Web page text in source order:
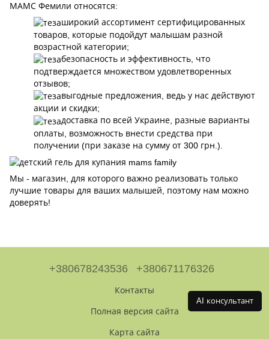
МАМС Фемили относятся:
широкий ассортимент сертифицированных
товаров, которые подойдут малышам разной
возрастной категории;
безопасность и эффективность, что
подтверждается множеством удовлетворенных
отзывов;
выгодные предложения, ведь у нас действуют
акции и скидки;
доставка по всей Украине, разные варианты
оплаты, возможность внести средства при
получении (при заказе на сумму от 300 грн.).
Мы - магазин, для которого важно реализовать только
лучшие товары для ваших малышей, поэтому нам можно
доверять!
+380678243536 +380671176326
Контакты
Полная версия сайта
Карта сайта
AI консультант